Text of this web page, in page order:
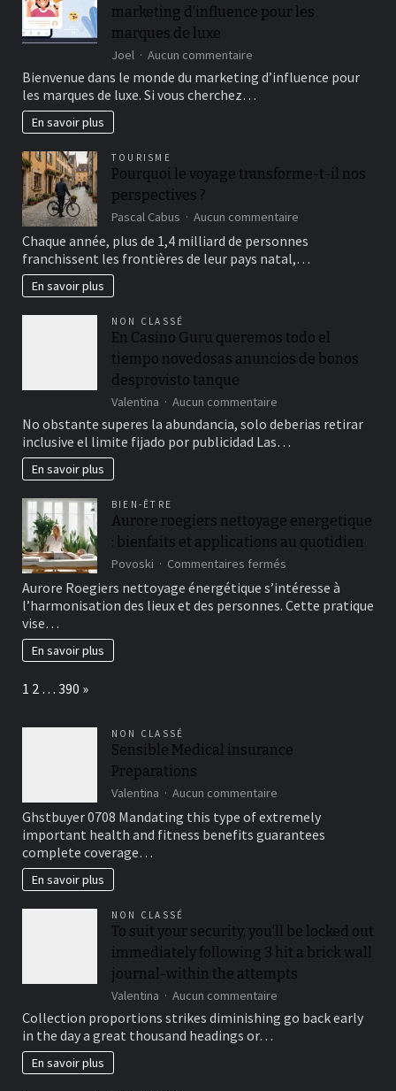
marketing d’influence pour les
marques de luxe
Joel Aucun commentaire
Comment
créer
une
d’influence
pour
marques
luxe
Bienvenue dans le monde du marketing d’influence pour
les marques de luxe. Si vous cherchez…
En savoir plus
TOURISME
Pourquoi le voyage transforme-t-il nos
perspectives ?
Pascal Cabus Aucun commentaire
le
voyage
nos
perspectives
?
Chaque année, plus de 1,4 milliard de personnes
franchissent les frontières de leur pays natal,…
En savoir plus
NON CLASSÉ
En Casino Guru queremos todo el
tiempo novedosas anuncios de bonos
desprovisto tanque
Valentina Aucun commentaire
En
Casino
Guru
novedosas
anuncios
de
desprovisto
tanque
No obstante superes la abundancia, solo deberias retirar
inclusive el limite fijado por publicidad Las…
En savoir plus
BIEN-ÊTRE
Aurore roegiers nettoyage energetique
: bienfaits et applications au quotidien
Povoski Commentaires fermés
Aurore
roegiers
nettoyage
Aurore Roegiers nettoyage énergétique s’intéresse à
l’harmonisation des lieux et des personnes. Cette pratique
vise…
En savoir plus
Page:
1 2 … 390 Next
»
NON CLASSÉ
Sensible Medical insurance
Preparations
Valentina Aucun commentaire
Medical
insurance
Ghstbuyer 0708 Mandating this type of extremely
important health and fitness benefits guarantees
complete coverage…
En savoir plus
NON CLASSÉ
To suit your security, you’ll be locked out
immediately following 3 hit a brick wall
journal-within the attempts
Valentina Aucun commentaire
suit
Collection proportions strikes diminishing go back early
in the day a great thousand headings or…
En savoir plus